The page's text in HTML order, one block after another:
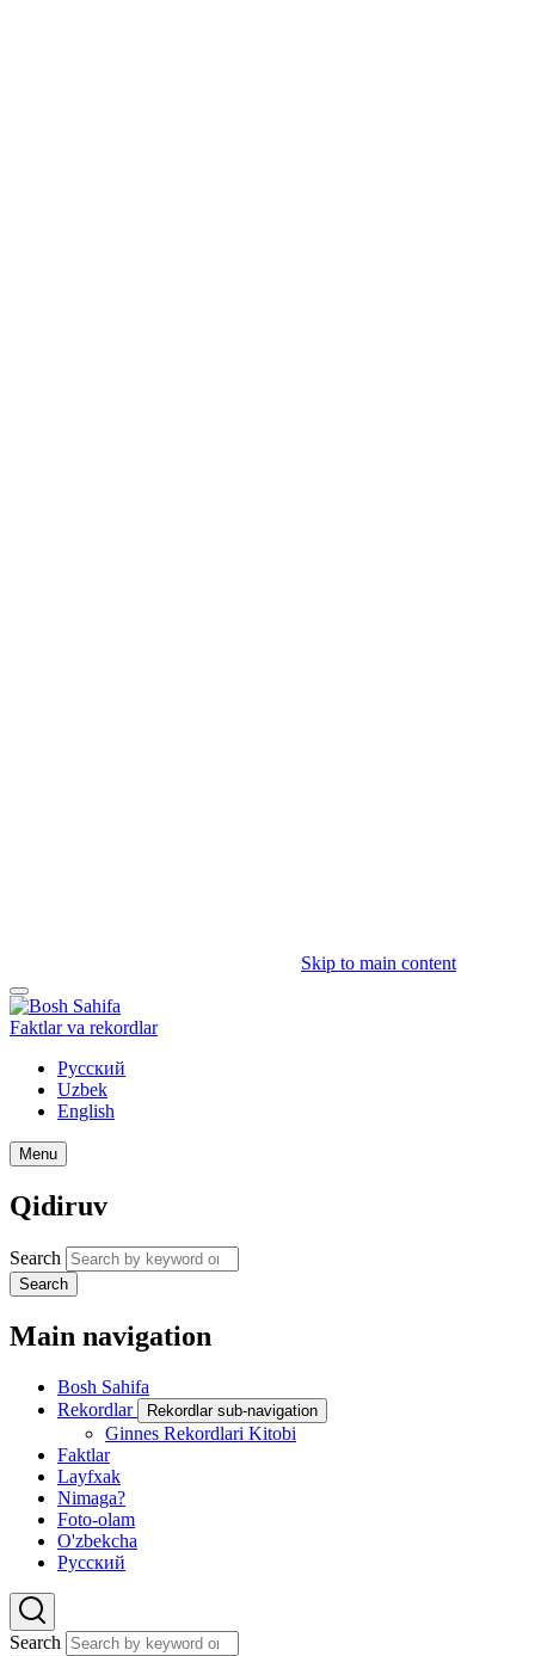
Skip to main content
Faktlar va rekordlar
Русский
Uzbek
English
Menu
Qidiruv
Search
Search
Main navigation
Bosh Sahifa
Rekordlar
Rekordlar sub-navigation
Ginnes Rekordlari Kitobi
Faktlar
Layfxak
Nimaga?
Foto-olam
O'zbekcha
Русский
Search